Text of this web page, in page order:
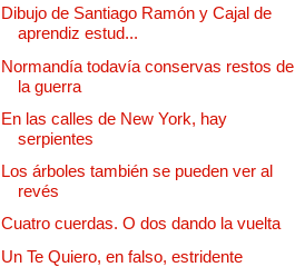
Dibujo de Santiago Ramón y Cajal de
aprendiz estud...
Normandía todavía conservas restos de
la guerra
En las calles de New York, hay
serpientes
Los árboles también se pueden ver al
revés
Cuatro cuerdas. O dos dando la vuelta
Un Te Quiero, en falso, estridente